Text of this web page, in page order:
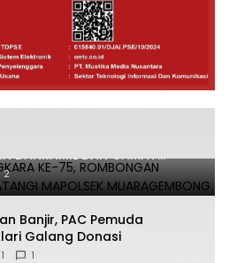
BHAYANGKARA KE-75,
DANRAMIL DAN CAMAT
MUARAGEMBONG
2
Banjir, PAC Pemuda
Galang Donasi
1